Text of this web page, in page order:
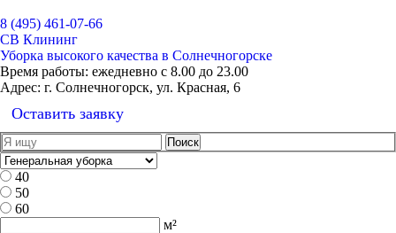
8 (495) 461-07-66
СВ Клининг
Уборка высокого качества в Солнечногорске
Время работы: ежедневно с 8.00 до 23.00
Адрес: г. Солнечногорск, ул. Красная, 6
Оставить заявку
40
50
60
м²